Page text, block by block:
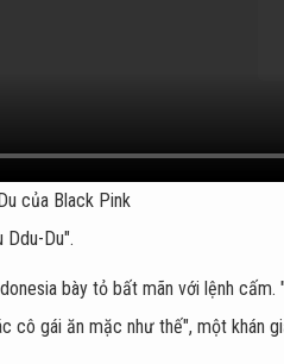
của Black Pink
Ddu-Du".
bày tỏ bất mãn với lệnh
cô gái ăn mặc như thế", một khán